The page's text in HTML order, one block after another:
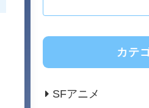
カテ
SFアニメ